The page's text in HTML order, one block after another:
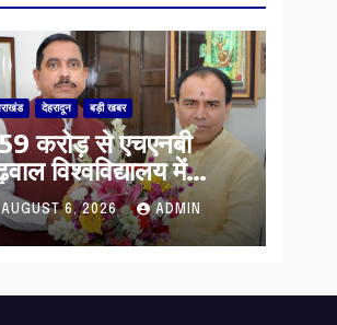
देहरादून बड़ी खबर
करोड़ से एचएनबी
विश्वविद्यालय में
संरचना होगी
शिक्षा मंत्री धन
रावत ने नवनियुक्त
AUGUST 6, 2026 ADMIN